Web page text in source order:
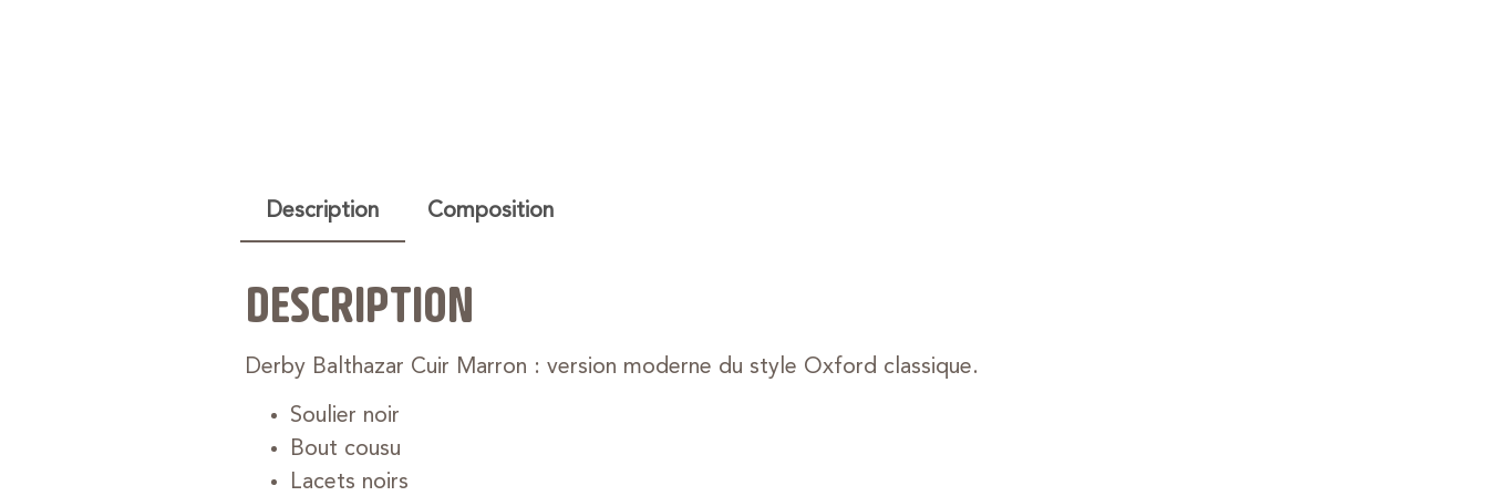
Description Composition
DESCRIPTION
Derby Balthazar Cuir Marron : version moderne du style Oxford classique.
Soulier noir
Bout cousu
Lacets noirs